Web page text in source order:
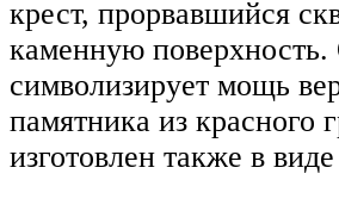
крест, прорвавшийся
каменную
символизирует мощь
памятника из красного
изготовлен также в